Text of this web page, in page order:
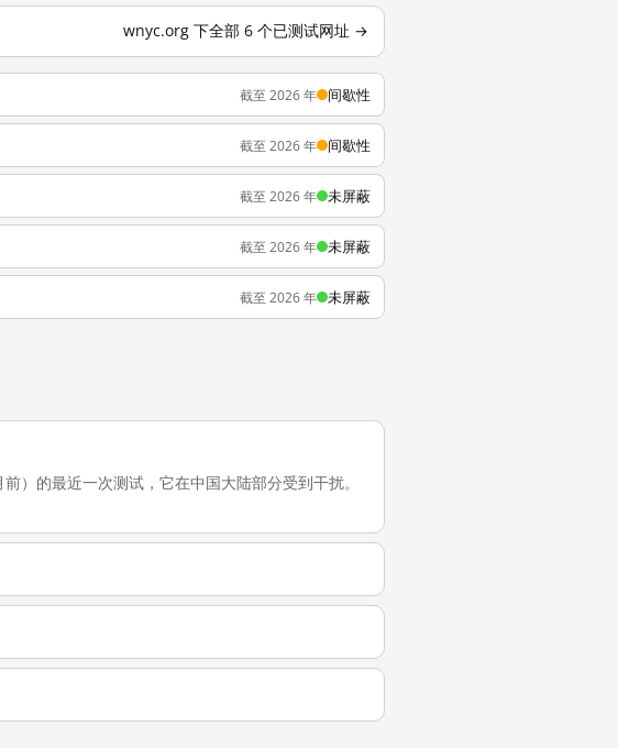
wnyc.org 下全部 6 个已测试网址 →
截至 2026 年 间歇性
截至 2026 年 间歇性
截至 2026 年 未屏蔽
截至 2026 年 未屏蔽
截至 2026 年 未屏蔽
的最近一次测试，它在中国大陆部分受到干扰。